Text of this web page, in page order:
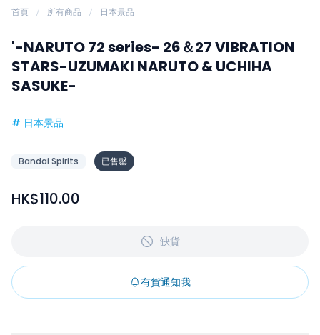
首頁 所有商品 日本景品
'-NARUTO 72 series- 26＆27 VIBRATION
STARS-UZUMAKI NARUTO & UCHIHA
SASUKE-
# 日本景品
Bandai Spirits 已售罄
HK$110.00
缺貨
有貨通知我